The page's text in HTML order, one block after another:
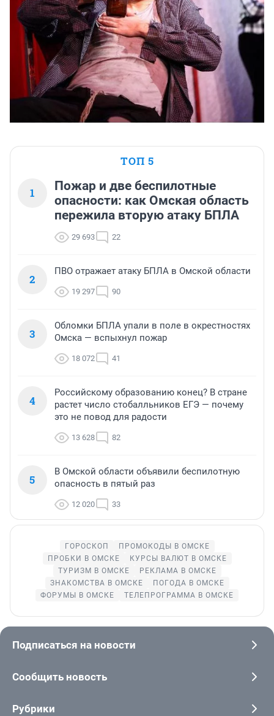
ТОП 5
1
Пожар и две беспилотные
опасности: как Омская область
пережила вторую атаку БПЛА
29 693 22
2
ПВО отражает атаку БПЛА в Омской области
19 297 90
3
Обломки БПЛА упали в поле в окрестностях
Омска — вспыхнул пожар
18 072 41
4
Российскому образованию конец? В стране
растет число стобалльников ЕГЭ — почему
это не повод для радости
13 628 82
5
В Омской области объявили беспилотную
опасность в пятый раз
12 020 33
ГОРОСКОП
ПРОМОКОДЫ В ОМСКЕ
ПРОБКИ В ОМСКЕ
КУРСЫ ВАЛЮТ В ОМСКЕ
ТУРИЗМ В ОМСКЕ
РЕКЛАМА В ОМСКЕ
ЗНАКОМСТВА В ОМСКЕ
ПОГОДА В ОМСКЕ
ФОРУМЫ В ОМСКЕ
ТЕЛЕПРОГРАММА В ОМСКЕ
Подписаться на новости
Сообщить новость
Рубрики